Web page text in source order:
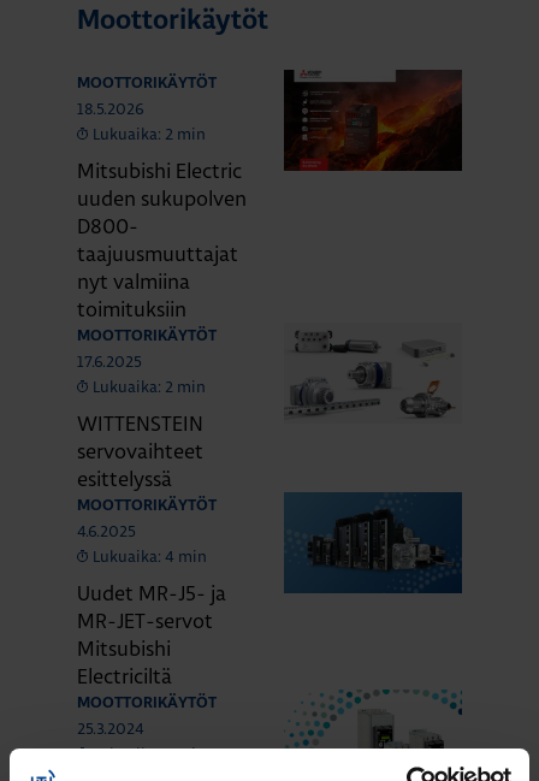
Moottorikäytöt
MOOTTORIKÄYTÖT
18.5.2026
Lukuaika: 2 min
Mitsubishi Electric
uuden sukupolven
D800-
taajuusmuuttajat
nyt valmiina
toimituksiin
MOOTTORIKÄYTÖT
17.6.2025
Lukuaika: 2 min
WITTENSTEIN
servovaihteet
esittelyssä
MOOTTORIKÄYTÖT
4.6.2025
Lukuaika: 4 min
Uudet MR-J5- ja
MR-JET-servot
Mitsubishi
Electriciltä
MOOTTORIKÄYTÖT
25.3.2024
Lukuaika: 3 min